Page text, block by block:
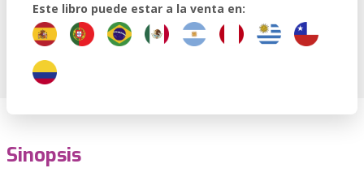
Este libro puede estar a la venta en:
Sinopsis